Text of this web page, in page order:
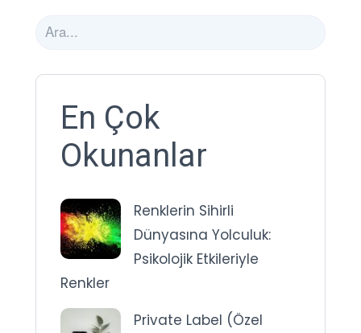
En Çok
Okunanlar
Renklerin Sihirli
Dünyasına Yolculuk:
Psikolojik Etkileriyle
Renkler
Private Label (Özel